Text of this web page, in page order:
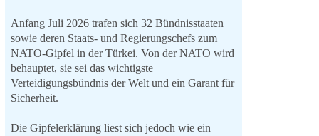
Anfang Juli 2026 trafen sich 32 Bündnisstaaten
sowie deren Staats- und Regierungschefs zum
NATO-Gipfel in der Türkei. Von der NATO wird
behauptet, sie sei das wichtigste
Verteidigungsbündnis der Welt und ein Garant für
Sicherheit.
Die Gipfelerklärung liest sich jedoch wie ein